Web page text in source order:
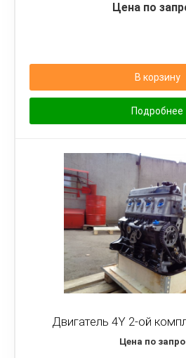
Цена по
В корзину
Подробнее
Двигатель 4Y 2-ой
Цена по